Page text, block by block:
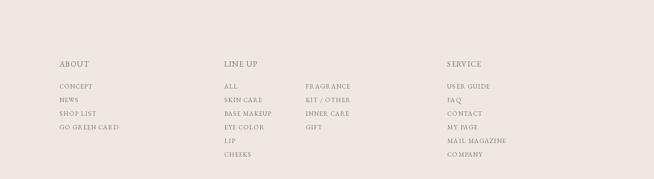
ABOUT
CONCEPT
NEWS
SHOP LIST
GO GREEN CARD
LINE UP
ALL
SKIN CARE
BASE MAKEUP
EYE COLOR
LIP
CHEEKS
FRAGRANCE
KIT / OTHER
INNER CARE
GIFT
SERVICE
USER GUIDE
FAQ
CONTACT
MY PAGE
MAIL MAGAZINE
COMPANY